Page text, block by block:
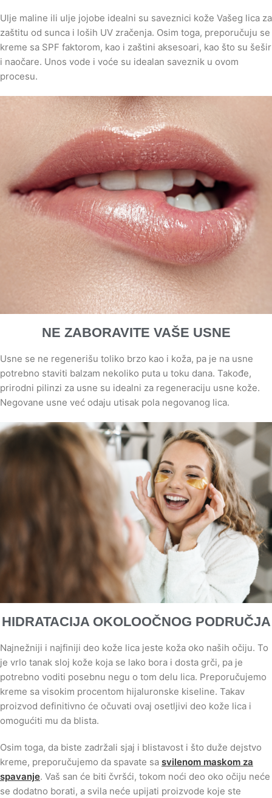
Ulje maline ili ulje jojobe idealni su saveznici kože Vašeg lica za
zaštitu od sunca i loših UV zračenja. Osim toga, preporučuju se
kreme sa SPF faktorom, kao i zaštini aksesoari, kao što su šešir
i naočare. Unos vode i voće su idealan saveznik u ovom
procesu.
NE ZABORAVITE VAŠE USNE
Usne se ne regenerišu toliko brzo kao i koža, pa je na usne
potrebno staviti balzam nekoliko puta u toku dana. Takođe,
prirodni pilinzi za usne su idealni za regeneraciju usne kože.
Negovane usne već odaju utisak pola negovanog lica.
HIDRATACIJA OKOLOOČNOG PODRUČJA
Najnežniji i najfiniji deo kože lica jeste koža oko naših očiju. To
je vrlo tanak sloj kože koja se lako bora i dosta grči, pa je
potrebno voditi posebnu negu o tom delu lica. Preporučujemo
kreme sa visokim procentom hijaluronske kiseline. Takav
proizvod definitivno će očuvati ovaj osetljivi deo kože lica i
omogućiti mu da blista.
Osim toga, da biste zadržali sjaj i blistavost i što duže dejstvo
kreme, preporučujemo da spavate sa svilenom maskom za
spavanje. Vaš san će biti čvršći, tokom noći deo oko očiju neće
se dodatno borati, a svila neće upijati proizvode koje ste